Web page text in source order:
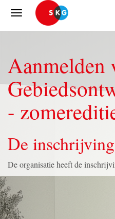
Aanmelden
-
De
De organisatie heeft de